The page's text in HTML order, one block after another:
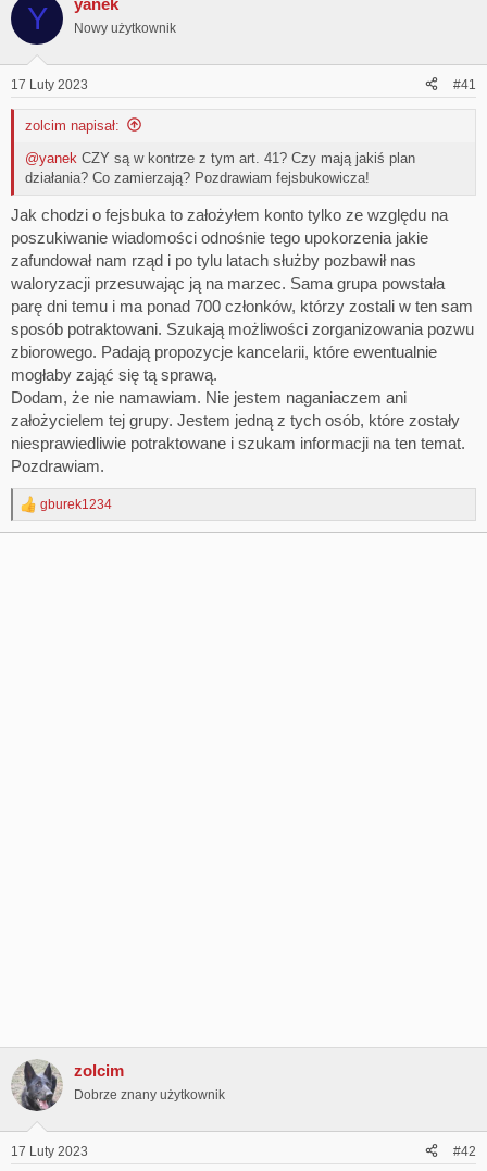
Y yanek
Nowy użytkownik
17 Luty 2023 #41
zolcim napisał:
@yanek CZY są w kontrze z tym art. 41? Czy mają jakiś plan
działania? Co zamierzają? Pozdrawiam fejsbukowicza!
Jak chodzi o fejsbuka to założyłem konto tylko ze względu na
poszukiwanie wiadomości odnośnie tego upokorzenia jakie
zafundował nam rząd i po tylu latach służby pozbawił nas
waloryzacji przesuwając ją na marzec. Sama grupa powstała
parę dni temu i ma ponad 700 członków, którzy zostali w ten sam
sposób potraktowani. Szukają możliwości zorganizowania pozwu
zbiorowego. Padają propozycje kancelarii, które ewentualnie
mogłaby zająć się tą sprawą.
Dodam, że nie namawiam. Nie jestem naganiaczem ani
założycielem tej grupy. Jestem jedną z tych osób, które zostały
niesprawiedliwie potraktowane i szukam informacji na ten temat.
Pozdrawiam.
R
e
gburek1234
zolcim
Dobrze znany użytkownik
17 Luty 2023 #42